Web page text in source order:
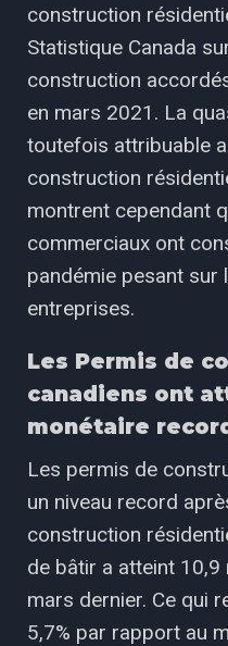
construction
Statistique Canada
construction
en mars 2021. La
toutefois attribuable
construction
montrent cependant
commerciaux ont
pandémie pesant sur
entreprises.
Les Permis de
canadiens ont
monétaire record
Les permis de
un niveau record
construction
de bâtir a atteint
mars dernier. Ce qui
5,7% par rapport au